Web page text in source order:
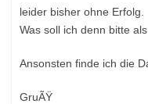
leider bisher ohne Erfolg.
Was soll ich denn bitte
Ansonsten finde ich die
GruÃŸ